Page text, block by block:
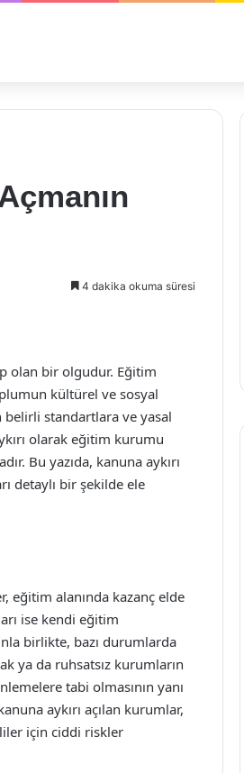
4 dakika okuma süresi
olan bir olgudur. Eğitim
kültürel ve sosyal
belirli standartlara ve yasal
olarak eğitim kurumu
Bu yazıda, kanuna aykırı
detaylı bir şekilde ele
eğitim alanında kazanç elde
ise kendi eğitim
birlikte, bazı durumlarda
ya da ruhsatsız kurumların
tabi olmasının yanı
aykırı açılan kurumlar,
için ciddi riskler